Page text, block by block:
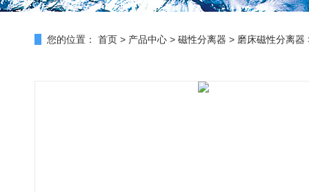
您的位置： 首页 > 产品中心 > 磁性分离器 > 磨床磁性分离器